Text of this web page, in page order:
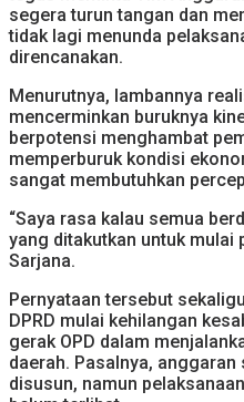
segera turun tangan dan
tidak lagi menunda
direncanakan.
Menurutnya, lambannya
mencerminkan buruknya
berpotensi menghambat
memperburuk kondisi
sangat membutuhkan
“Saya rasa kalau semua
yang ditakutkan untuk mulai
Sarjana.
Pernyataan tersebut
DPRD mulai kehilangan
gerak OPD dalam
daerah. Pasalnya,
disusun, namun